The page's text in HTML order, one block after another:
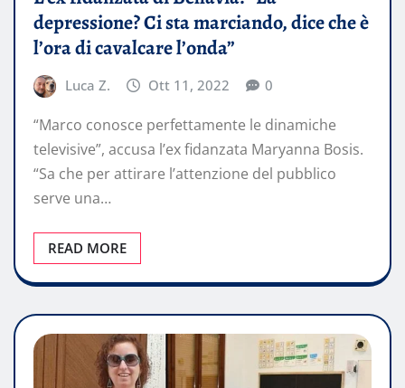
depressione? Ci sta marciando, dice che è
l’ora di cavalcare l’onda”
Luca Z. Ott 11, 2022 0
“Marco conosce perfettamente le dinamiche
televisive”, accusa l’ex fidanzata Maryanna Bosis.
“Sa che per attirare l’attenzione del pubblico
serve una…
READ MORE